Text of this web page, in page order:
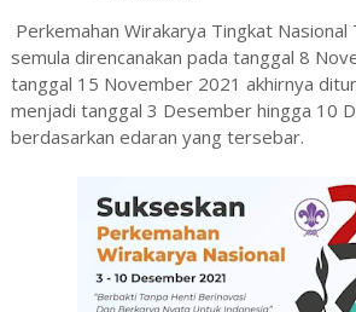
Perkemahan Wirakarya Tingkat Nasional
semula direncanakan pada tanggal 8
tanggal 15 November 2021 akhirnya
menjadi tanggal 3 Desember hingga 10
berdasarkan edaran yang tersebar.